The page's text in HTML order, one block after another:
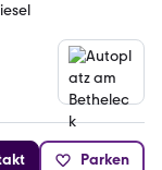
Parken